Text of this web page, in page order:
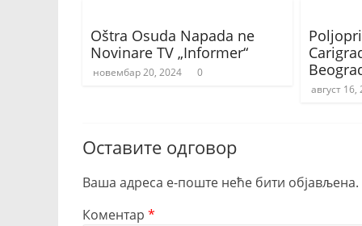
Oštra Osuda Napada ne
Novinare TV „Informer“
новембар 20, 2024 0
август 16,
Оставите одговор
Ваша адреса е-поште неће бити објављена.
Коментар *